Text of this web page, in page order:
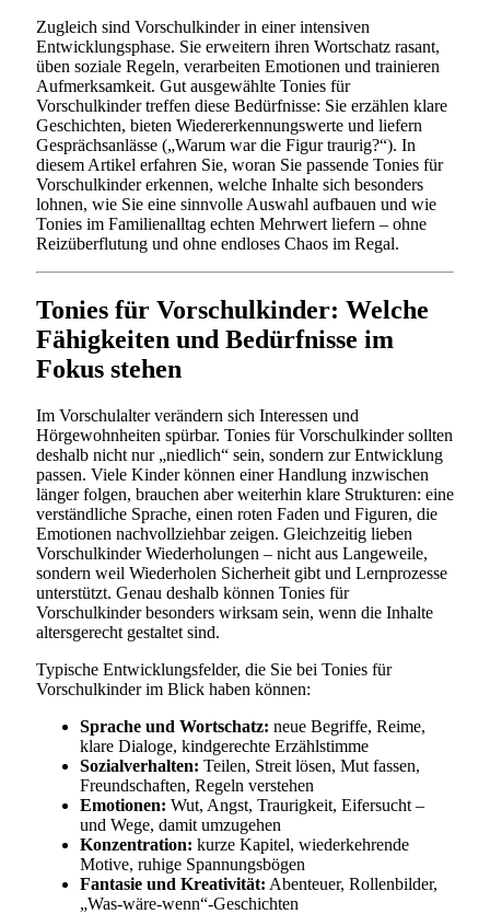
Zugleich sind Vorschulkinder in einer intensiven
Entwicklungsphase. Sie erweitern ihren Wortschatz rasant,
üben soziale Regeln, verarbeiten Emotionen und trainieren
Aufmerksamkeit. Gut ausgewählte Tonies für
Vorschulkinder treffen diese Bedürfnisse: Sie erzählen klare
Geschichten, bieten Wiedererkennungswerte und liefern
Gesprächsanlässe („Warum war die Figur traurig?“). In
diesem Artikel erfahren Sie, woran Sie passende Tonies für
Vorschulkinder erkennen, welche Inhalte sich besonders
lohnen, wie Sie eine sinnvolle Auswahl aufbauen und wie
Tonies im Familienalltag echten Mehrwert liefern – ohne
Reizüberflutung und ohne endloses Chaos im Regal.
Tonies für Vorschulkinder: Welche
Fähigkeiten und Bedürfnisse im
Fokus stehen
Im Vorschulalter verändern sich Interessen und
Hörgewohnheiten spürbar. Tonies für Vorschulkinder sollten
deshalb nicht nur „niedlich“ sein, sondern zur Entwicklung
passen. Viele Kinder können einer Handlung inzwischen
länger folgen, brauchen aber weiterhin klare Strukturen: eine
verständliche Sprache, einen roten Faden und Figuren, die
Emotionen nachvollziehbar zeigen. Gleichzeitig lieben
Vorschulkinder Wiederholungen – nicht aus Langeweile,
sondern weil Wiederholen Sicherheit gibt und Lernprozesse
unterstützt. Genau deshalb können Tonies für
Vorschulkinder besonders wirksam sein, wenn die Inhalte
altersgerecht gestaltet sind.
Typische Entwicklungsfelder, die Sie bei Tonies für
Vorschulkinder im Blick haben können:
Sprache und Wortschatz: neue Begriffe, Reime,
klare Dialoge, kindgerechte Erzählstimme
Sozialverhalten: Teilen, Streit lösen, Mut fassen,
Freundschaften, Regeln verstehen
Emotionen: Wut, Angst, Traurigkeit, Eifersucht –
und Wege, damit umzugehen
Konzentration: kurze Kapitel, wiederkehrende
Motive, ruhige Spannungsbögen
Fantasie und Kreativität: Abenteuer, Rollenbilder,
„Was-wäre-wenn“-Geschichten